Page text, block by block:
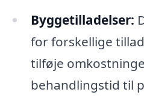
Byggetilladelser:
for forskellige
tilføje
behandlingstid til